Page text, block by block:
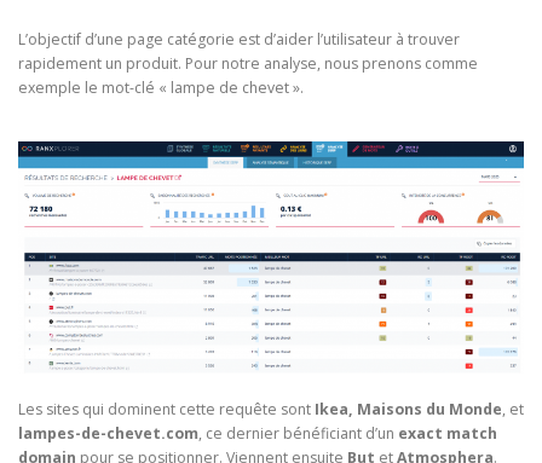
L’objectif d’une page catégorie est d’aider l’utilisateur à trouver
rapidement un produit. Pour notre analyse, nous prenons comme
exemple le mot-clé « lampe de chevet ».
Les sites qui dominent cette requête sont Ikea, Maisons du Monde, et
lampes-de-chevet.com, ce dernier bénéficiant d’un exact match
domain pour se positionner. Viennent ensuite But etAtmosphera.